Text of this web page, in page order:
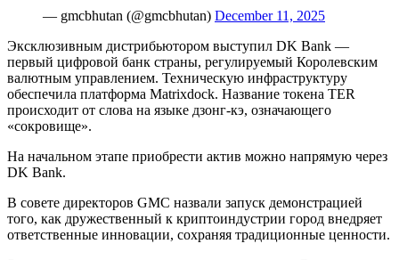
— gmcbhutan (@gmcbhutan) December 11, 2025
Эксклюзивным дистрибьютором выступил DK Bank —
первый цифровой банк страны, регулируемый Королевским
валютным управлением. Техническую инфраструктуру
обеспечила платформа Matrixdock. Название токена TER
происходит от слова на языке дзонг-кэ, означающего
«сокровище».
На начальном этапе приобрести актив можно напрямую через
DK Bank.
В совете директоров GMC назвали запуск демонстрацией
того, как дружественный к криптоиндустрии город внедряет
ответственные инновации, сохраняя традиционные ценности.